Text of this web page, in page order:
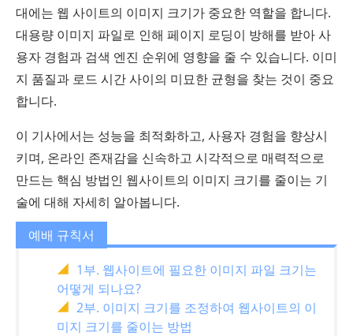
대에는 웹 사이트의 이미지 크기가 중요한 역할을 합니다.
대용량 이미지 파일로 인해 페이지 로딩이 방해를 받아 사
용자 경험과 검색 엔진 순위에 영향을 줄 수 있습니다. 이미
지 품질과 로드 시간 사이의 미묘한 균형을 찾는 것이 중요
합니다.
이 기사에서는 성능을 최적화하고, 사용자 경험을 향상시
키며, 온라인 존재감을 신속하고 시각적으로 매력적으로
만드는 핵심 방법인 웹사이트의 이미지 크기를 줄이는 기
술에 대해 자세히 알아봅니다.
예배 규칙서
1부. 웹사이트에 필요한 이미지 파일 크기는
어떻게 되나요?
2부. 이미지 크기를 조정하여 웹사이트의 이
미지 크기를 줄이는 방법